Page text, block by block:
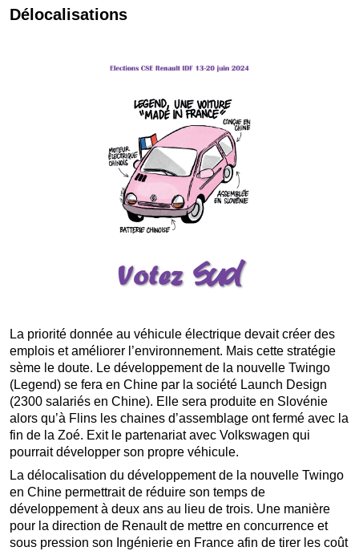
Délocalisations
La priorité donnée au véhicule électrique devait créer des
emplois et améliorer l’environnement. Mais cette stratégie
sème le doute. Le développement de la nouvelle Twingo
(Legend) se fera en Chine par la société Launch Design
(2300 salariés en Chine). Elle sera produite en Slovénie
alors qu’à Flins les chaines d’assemblage ont fermé avec la
fin de la Zoé. Exit le partenariat avec Volkswagen qui
pourrait développer son propre véhicule.
La délocalisation du développement de la nouvelle Twingo
en Chine permettrait de réduire son temps de
développement à deux ans au lieu de trois. Une manière
pour la direction de Renault de mettre en concurrence et
sous pression son Ingénierie en France afin de tirer les coût